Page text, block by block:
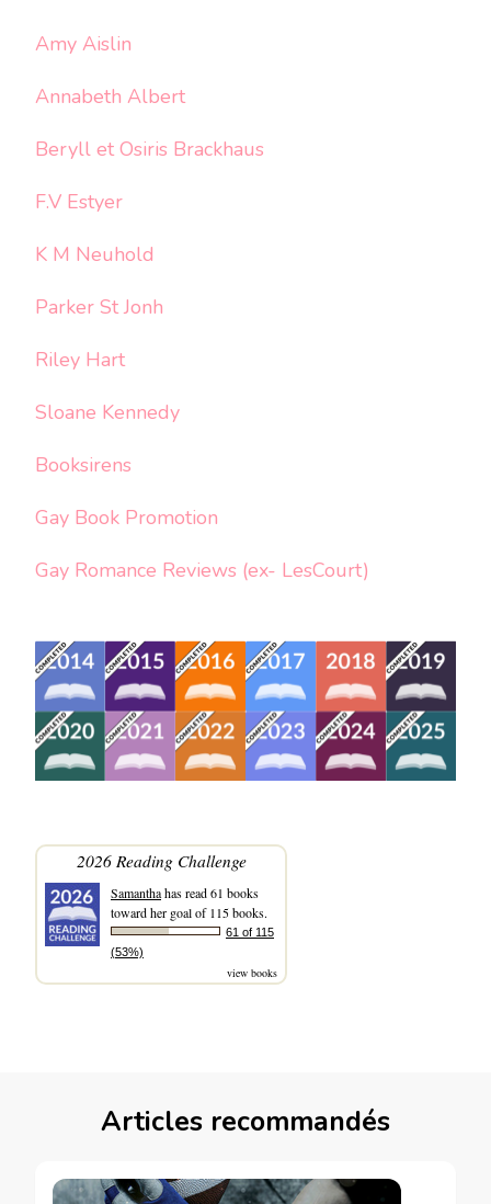
Amy Aislin
Annabeth Albert
Beryll et Osiris Brackhaus
F.V Estyer
K M Neuhold
Parker St Jonh
Riley Hart
Sloane Kennedy
Booksirens
Gay Book Promotion
Gay Romance Reviews (ex- LesCourt)
2026 Reading Challenge
Samanthahas read 61 books
toward her goal of 115 books.
61 of 115
(53%)
view books
Articles recommandés